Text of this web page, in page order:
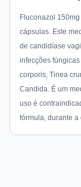
Fluconazol
cápsulas. Este
de candidíase
infecções
corporis, Tinea
Candida. É um
uso é
fórmula, durante